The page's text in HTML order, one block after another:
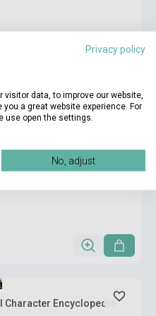
Encyclopedia
Privacy policy
data, to improve our website,
a great website experience. For
use open the settings.
No, adjust